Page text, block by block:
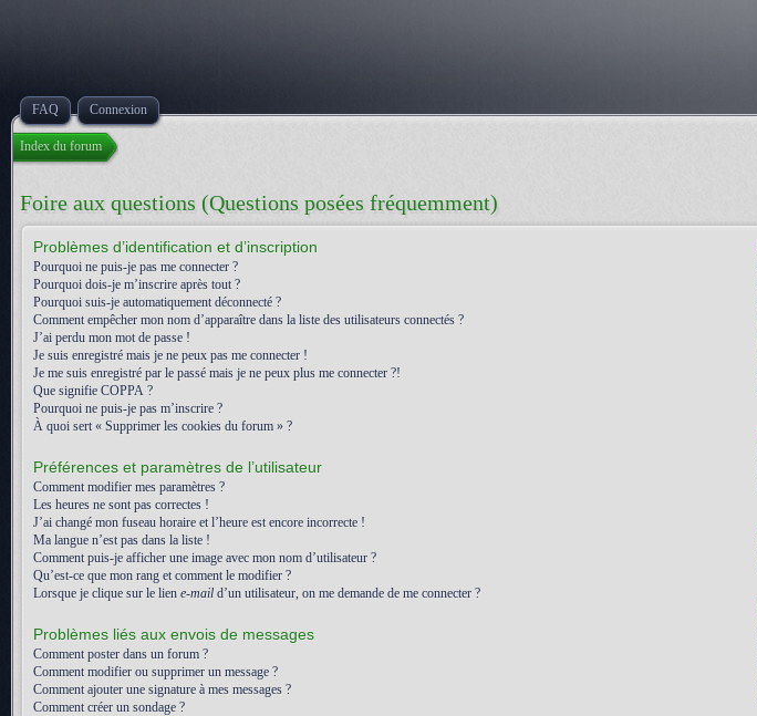
FAQ Connexion
Index du forum
Foire aux questions (Questions posées fréquemment)
Problèmes d’identification et d’inscription
Pourquoi ne puis-je pas me connecter ?
Pourquoi dois-je m’inscrire après tout ?
Pourquoi suis-je automatiquement déconnecté ?
Comment empêcher mon nom d’apparaître dans la liste des utilisateurs connectés ?
J’ai perdu mon mot de passe !
Je suis enregistré mais je ne peux pas me connecter !
Je me suis enregistré par le passé mais je ne peux plus me connecter ?!
Que signifie COPPA ?
Pourquoi ne puis-je pas m’inscrire ?
À quoi sert « Supprimer les cookies du forum » ?
Préférences et paramètres de l’utilisateur
Comment modifier mes paramètres ?
Les heures ne sont pas correctes !
J’ai changé mon fuseau horaire et l’heure est encore incorrecte !
Ma langue n’est pas dans la liste !
Comment puis-je afficher une image avec mon nom d’utilisateur ?
Qu’est-ce que mon rang et comment le modifier ?
Lorsque je clique sur le lien e-mail d’un utilisateur, on me demande de me connecter ?
Problèmes liés aux envois de messages
Comment poster dans un forum ?
Comment modifier ou supprimer un message ?
Comment ajouter une signature à mes messages ?
Comment créer un sondage ?